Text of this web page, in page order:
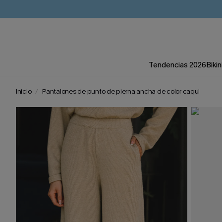
Tendencias 2026
Inicio Pantalones de punto de pierna ancha de color caqui